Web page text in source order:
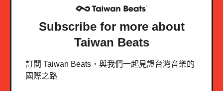
Subscribe for more about
Taiwan Beats
訂閱 Taiwan Beats，與我們一起見證台灣音樂的
國際之路